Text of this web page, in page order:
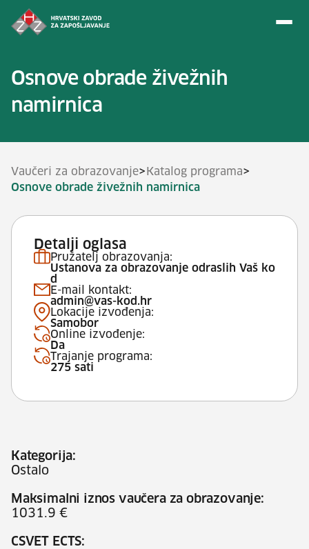
Osnove obrade živežnih
namirnica
Vaučeri za obrazovanje> Katalog programa>
Osnove obrade živežnih namirnica
Detalji oglasa
Pružatelj obrazovanja:
Ustanova za obrazovanje odraslih Vaš ko
d
E-mail kontakt:
admin@vas-kod.hr
Lokacije izvođenja:
Samobor
Online izvođenje:
Da
Trajanje programa:
275 sati
Kategorija:
Ostalo
Maksimalni iznos vaučera za obrazovanje:
1031.9 €
CSVET ECTS: